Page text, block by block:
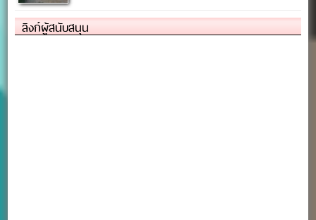
ลิงก์ผู้สนับสนุน